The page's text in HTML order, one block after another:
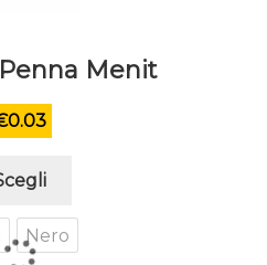
Menit
0.03
ha
più
Nero